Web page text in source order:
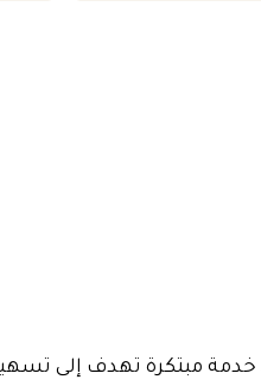
خدمة مبتكرة تهدف إلى